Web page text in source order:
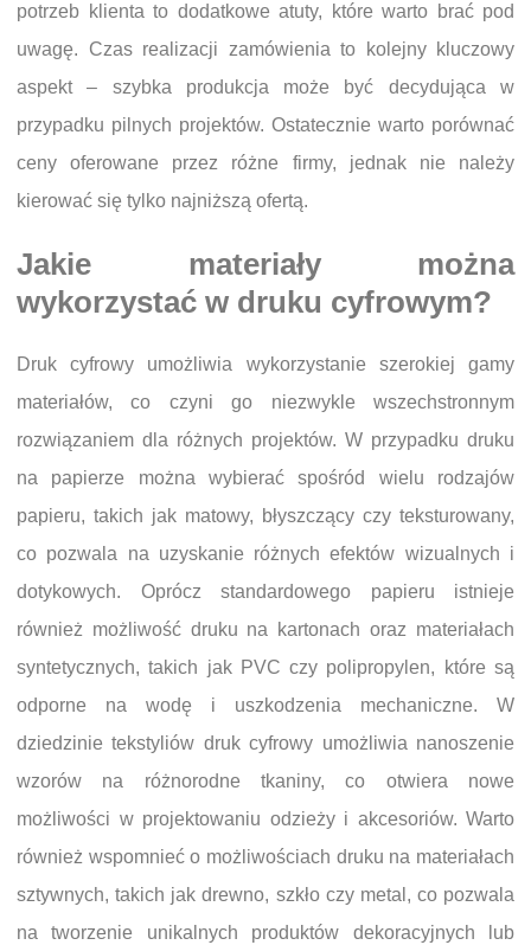
potrzeb klienta to dodatkowe atuty, które warto brać pod
uwagę. Czas realizacji zamówienia to kolejny kluczowy
aspekt – szybka produkcja może być decydująca w
przypadku pilnych projektów. Ostatecznie warto porównać
ceny oferowane przez różne firmy, jednak nie należy
kierować się tylko najniższą ofertą.
Jakie materiały można
wykorzystać w druku cyfrowym?
Druk cyfrowy umożliwia wykorzystanie szerokiej gamy
materiałów, co czyni go niezwykle wszechstronnym
rozwiązaniem dla różnych projektów. W przypadku druku
na papierze można wybierać spośród wielu rodzajów
papieru, takich jak matowy, błyszczący czy teksturowany,
co pozwala na uzyskanie różnych efektów wizualnych i
dotykowych. Oprócz standardowego papieru istnieje
również możliwość druku na kartonach oraz materiałach
syntetycznych, takich jak PVC czy polipropylen, które są
odporne na wodę i uszkodzenia mechaniczne. W
dziedzinie tekstyliów druk cyfrowy umożliwia nanoszenie
wzorów na różnorodne tkaniny, co otwiera nowe
możliwości w projektowaniu odzieży i akcesoriów. Warto
również wspomnieć o możliwościach druku na materiałach
sztywnych, takich jak drewno, szkło czy metal, co pozwala
na tworzenie unikalnych produktów dekoracyjnych lub